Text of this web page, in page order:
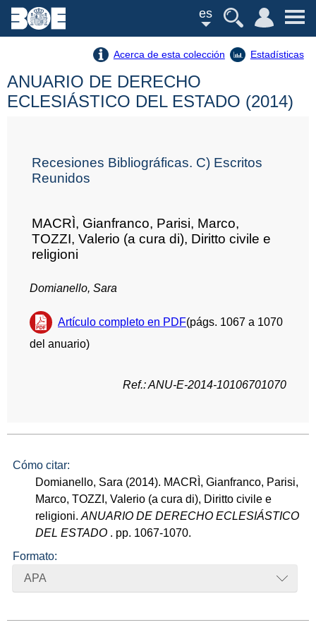
es
Acerca de esta colección Estadísticas
ANUARIO DE DERECHO
ECLESIÁSTICO DEL ESTADO (2014)
Recesiones Bibliográficas. C) Escritos
Reunidos
MACRÌ, Gianfranco, Parisi, Marco,
TOZZI, Valerio (a cura di), Diritto civile e
religioni
Domianello, Sara
Artículo completo en PDF(págs. 1067 a 1070
del anuario)
Ref.: ANU-E-2014-10106701070
Cómo citar:
Domianello, Sara (2014). MACRÌ, Gianfranco, Parisi,
Marco, TOZZI, Valerio (a cura di), Diritto civile e
religioni.ANUARIO DE DERECHO ECLESIÁSTICO
DEL ESTADO . pp. 1067-1070.
Formato:
APA